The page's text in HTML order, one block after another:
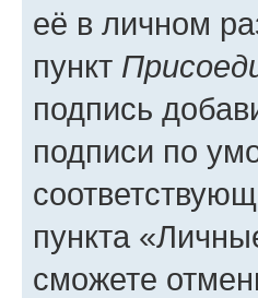
её в личном
пункт
подпись
подписи по
пункта
сможете